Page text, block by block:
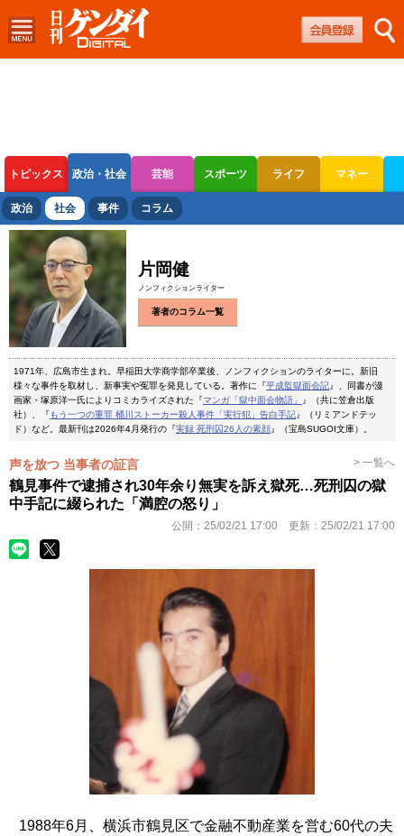
トピックス 政治・社会 芸能 スポーツ ライフ マネー
ボートレース 競輪 オートレース
政治 社会 事件 コラム
片岡健
ノンフィクションライター
著者のコラム一覧
1971年、広島市生まれ。早稲田大学商学部卒業後、ノンフィクションのライターに。新旧
様々な事件を取材し、新事実や冤罪を発見している。著作に『平成監獄面会記』、同書が漫
画家・塚原洋一氏によりコミカライズされた『マンガ「獄中面会物語」
』（共に笠倉出版
社）、『 もう一つの重罪 桶川ストーカー殺人事件「実行犯」告白手記』（リミアンドテッ
ド）など。最新刊は2026年4月発行の『実録 死刑囚26人の素顔』（宝島SUGOI文庫）。
声を放つ 当事者の証言 > 一覧へ
鶴見事件で逮捕され30年余り無実を訴え獄死…死刑囚の獄
中手記に綴られた「満腔の怒り」
公開： 25/02/21 17:00 更新： 25/02/21 17:00
1988年6月、横浜市鶴見区で金融不動産業を営む60代の夫